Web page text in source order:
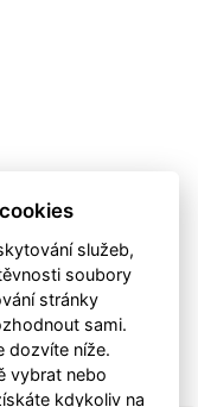
služeb,
soubory
stránky
sami.
dozvíte níže.
vybrat nebo
kdykoliv na